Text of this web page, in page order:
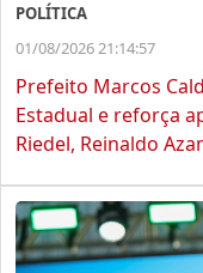
POLÍTICA
01/08/2026 21:14:57
Prefeito Marcos
Estadual e reforça
Riedel, Reinaldo